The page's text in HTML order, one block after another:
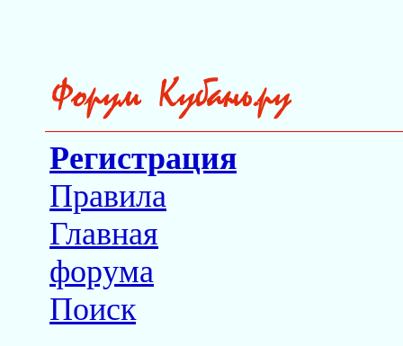
Регистрация
Правила
Главная
форума
Поиск